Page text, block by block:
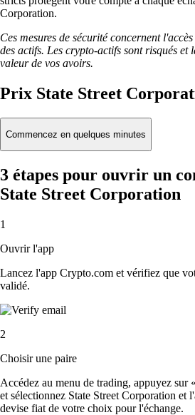
Corporation.
Ces mesures de sécurité concernent
des actifs. Les crypto-actifs sont risqués
valeur de vos avoirs.
Prix State Street
Commencez en quelques minutes
3 étapes pour ouvrir un
State Street Corporation
1
Ouvrir l'app
Lancez l'app Crypto.com et vérifiez que
validé.
2
Choisir une paire
Accédez au menu de trading, appuyez sur
et sélectionnez State Street Corporation et
devise fiat de votre choix pour l'échange.